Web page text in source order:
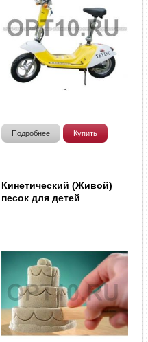
Подробнее Купить
Кинетический (Живой)
песок для детей